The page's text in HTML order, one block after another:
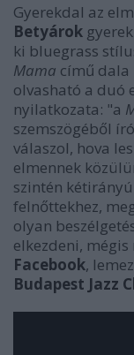
Gyerekdal az
Betyárok
ki bluegrass
Mama című dala
olvasható a duó
nyilatkozata: "a
szemszögéből
válaszol, hova
elmennek
szintén
felnőttekhez,
olyan
elkezdeni,
Facebook,
Budapest Jazz